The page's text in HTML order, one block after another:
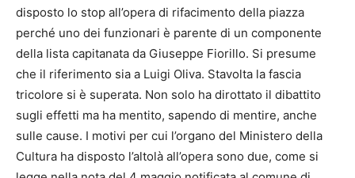
disposto lo stop all’opera di rifacimento della piazza
perché uno dei funzionari è parente di un componente
della lista capitanata da Giuseppe Fiorillo. Si presume
che il riferimento sia a Luigi Oliva. Stavolta la fascia
tricolore si è superata. Non solo ha dirottato il dibattito
sugli effetti ma ha mentito, sapendo di mentire, anche
sulle cause. I motivi per cui l’organo del Ministero della
Cultura ha disposto l’altolà all’opera sono due, come si